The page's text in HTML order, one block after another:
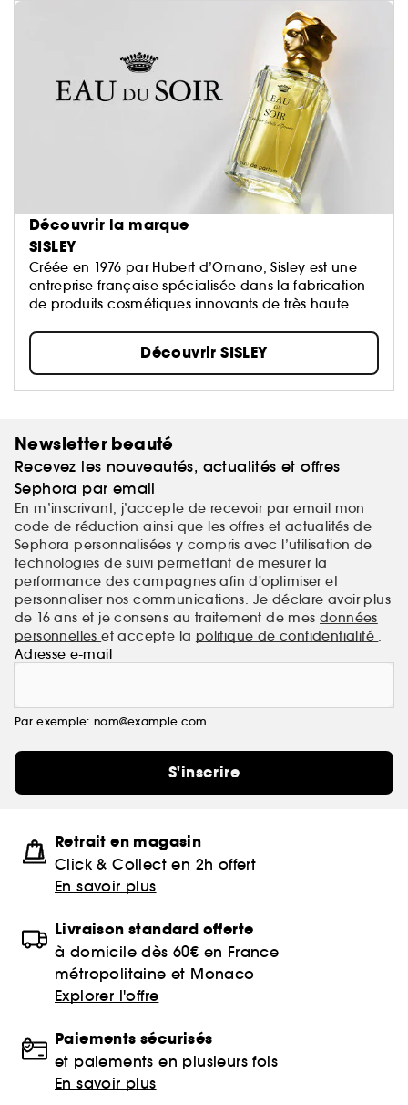
Découvrir la marque
SISLEY
Créée en 1976 par Hubert d’Ornano, Sisley est une
entreprise française spécialisée dans la fabrication
de produits cosmétiques innovants de très haute
Découvrir SISLEY
Newsletter beauté
Recevez les nouveautés, actualités et offres
Sephora par email
En m’inscrivant, j’accepte de recevoir par email mon
code de réduction ainsi que les offres et actualités de
Sephora personnalisées y compris avec l’utilisation de
technologies de suivi permettant de mesurer la
performance des campagnes afin d'optimiser et
personnaliser nos communications. Je déclare avoir plus
de 16 ans et je consens au traitement de mes données
personnelleset accepte la politique de confidentialité .
Adresse e-mail
Par exemple: nom@example.com
S'inscrire
Retrait en magasin
Click & Collect en 2h offert
En savoir plus
Livraison standard offerte
à domicile dès 60€ en France
métropolitaine et Monaco
Explorer l'offre
Paiements sécurisés
et paiements en plusieurs fois
En savoir plus